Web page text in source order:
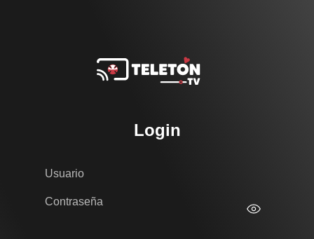
Login
Usuario
Contraseña
Mostrar/